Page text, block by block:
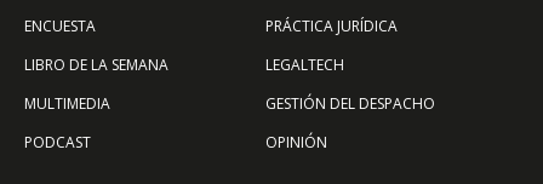
ENCUESTA
LIBRO DE LA SEMANA
MULTIMEDIA
PODCAST
PRÁCTICA JURÍDICA
LEGALTECH
GESTIÓN DEL DESPACHO
OPINIÓN